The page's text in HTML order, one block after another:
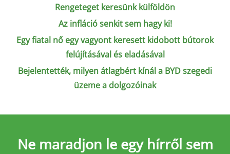
Rengeteget keresünk külföldön
Az infláció senkit sem hagy ki!
Egy fiatal nő egy vagyont keresett kidobott bútorok
felújításával és eladásával
Bejelentették, milyen átlagbért kínál a BYD szegedi
üzeme a dolgozóinak
Ne maradjon le egy hírről sem